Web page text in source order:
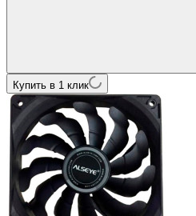
Купить в 1 клик